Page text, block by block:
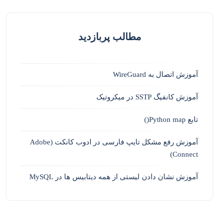
مطالب پربازدید
آموزش اتصال به WireGuard
آموزش کانفیگ SSTP در میکروتیک
تابع Python map()
آموزش رفع مشکل تایپ فارسی در ادوب کانکت (Adobe
Connect)
آموزش نشان دادن لیستی از همه دیتابیس ها در MySQL